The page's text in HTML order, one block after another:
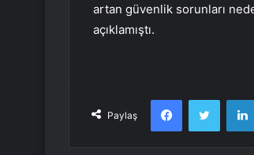
artan güvenlik sorunları
açıklamıştı.
Paylaş
FacebookTwitter